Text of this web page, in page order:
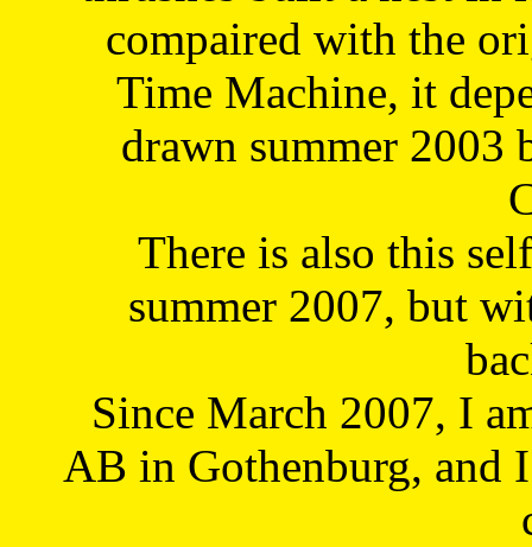
compaired with the
Time Machine, it
drawn summer 2003
There is also this
summer 2007, but
Since March 2007, I
AB in Gothenburg, and